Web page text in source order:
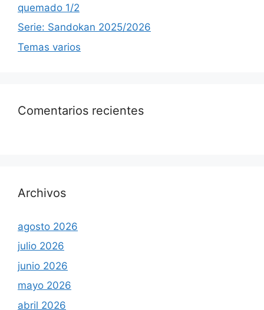
quemado 1/2
Serie: Sandokan 2025/2026
Temas varios
Comentarios recientes
Archivos
agosto 2026
julio 2026
junio 2026
mayo 2026
abril 2026